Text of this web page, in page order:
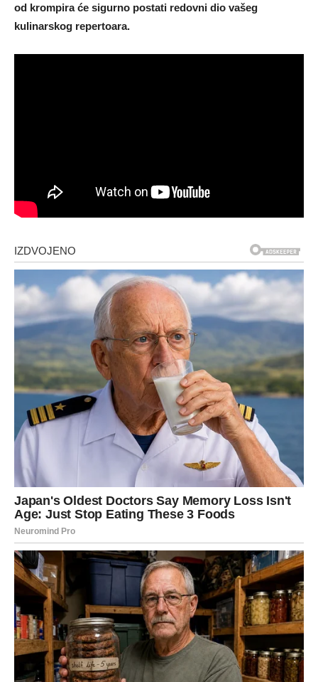
od krompira će sigurno postati redovni dio vašeg
kulinarskog repertoara.